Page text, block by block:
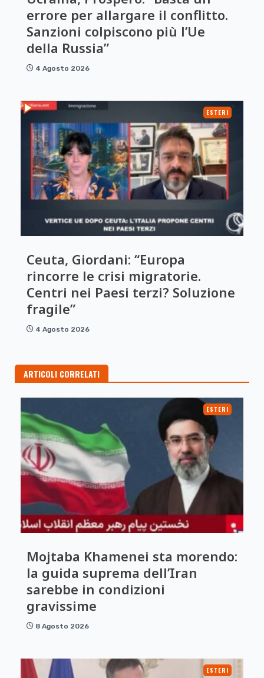
errore per allargare il conflitto.
Sanzioni colpiscono più l’Ue
della Russia”
4 Agosto 2026
ESTERI
Ceuta, Giordani: “Europa
rincorre le crisi migratorie.
Centri nei Paesi terzi? Soluzione
fragile”
4 Agosto 2026
ARTICOLI CORRELATI
ESTERI
Mojtaba Khamenei sta morendo:
la guida suprema dell’Iran
sarebbe in condizioni
gravissime
8 Agosto 2026
ESTERI